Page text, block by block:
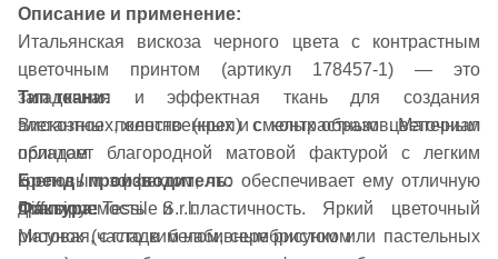
Описание и применение:
Итальянская вискоза черного цвета с контрастным
цветочным принтом (артикул 178457-1) — это
загадочная и эффектная ткань для создания
элегантных, женственных и смелых образов. Материал
обладает благородной матовой фактурой с легким
креповым эффектом, что обеспечивает ему отличную
драпируемость и пластичность. Яркий цветочный
рисунок (часто в белом, серебристом или пастельных
Тип ткани:
Вискозное полотно (креп) с контрастным цветочным
принтом
Фактура:
Матовая, с гладким набивным рисунком
Бренд / производитель:
Diffusione Tessile S.r.l.